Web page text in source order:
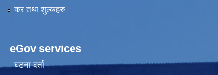
कर तथा शुल्कहरु
eGov services
घटना दर्ता